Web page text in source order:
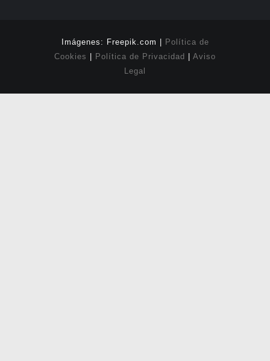
Imágenes: Freepik.com |
Política de
Cookies
Política de Privacidad
Aviso
Legal